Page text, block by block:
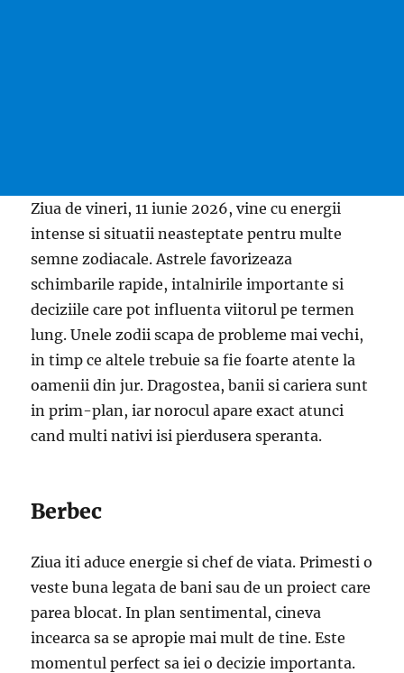
Ziua de vineri, 11 iunie 2026, vine cu energii
intense si situatii neasteptate pentru multe
semne zodiacale. Astrele favorizeaza
schimbarile rapide, intalnirile importante si
deciziile care pot influenta viitorul pe termen
lung. Unele zodii scapa de probleme mai vechi,
in timp ce altele trebuie sa fie foarte atente la
oamenii din jur. Dragostea, banii si cariera sunt
in prim-plan, iar norocul apare exact atunci
cand multi nativi isi pierdusera speranta.
Berbec
Ziua iti aduce energie si chef de viata. Primesti o
veste buna legata de bani sau de un proiect care
parea blocat. In plan sentimental, cineva
incearca sa se apropie mai mult de tine. Este
momentul perfect sa iei o decizie importanta.